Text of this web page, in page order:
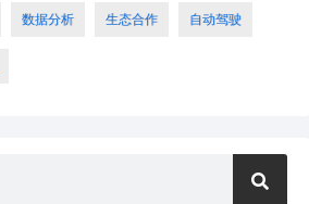
数据分析 生态合作 自动驾驶